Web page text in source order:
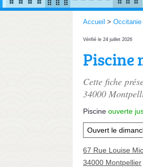
Accueil > Occitanie
Vérifié le 24 juillet 2026
Piscine
Cette fiche
34000
Piscine ouverte
Ouvert le
67 Rue Louise
34000 Montpellier